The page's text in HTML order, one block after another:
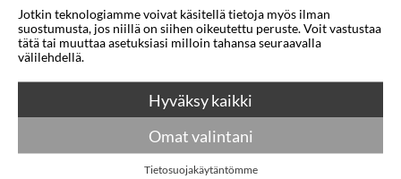
Haluatko saada houkuttelevia
tarjouksia, matkavinkkejä ja uutisia
sähköpostitse?
Jotkin teknologiamme voivat käsitellä tietoja myös ilman
suostumusta, jos niillä on siihen oikeutettu peruste. Voit vastustaa
tätä tai muuttaa asetuksiasi milloin tahansa seuraavalla
välilehdellä.
Hyväksy kaikki
Omat valintani
Tietosuojakäytäntömme